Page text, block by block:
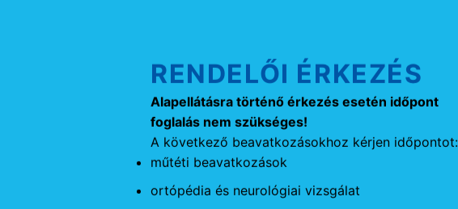
RENDELŐI ÉRKEZÉS
Alapellátásra történő érkezés esetén időpont
foglalás nem szükséges!
A következő beavatkozásokhoz kérjen időpontot:
műtéti beavatkozások
ortópédia és neurológiai vizsgálat